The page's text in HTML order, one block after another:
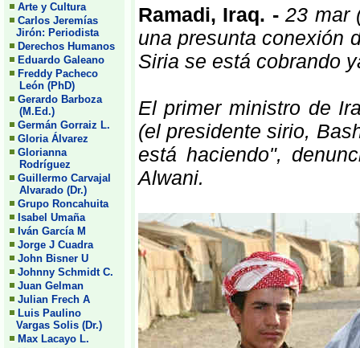
Arte y Cultura
Carlos Jeremías
Jirón: Periodista
Derechos Humanos
Eduardo Galeano
Freddy Pacheco
León (PhD)
Gerardo Barboza
(M.Ed.)
Germán Gorraiz L.
Gloria Álvarez
Glorianna
Rodríguez
Guillermo Carvajal
Alvarado (Dr.)
Grupo Roncahuita
Isabel Umaña
Iván García M
Jorge J Cuadra
John Bisner U
Johnny Schmidt C.
Juan Gelman
Julian Frech A
Luis Paulino
Vargas Solis (Dr.)
Max Lacayo L.
Ramadi, Iraq. - 23 mar
una presunta conexión
Siria se está cobrando
El primer ministro de
(el presidente sirio,
está haciendo",
Alwani.